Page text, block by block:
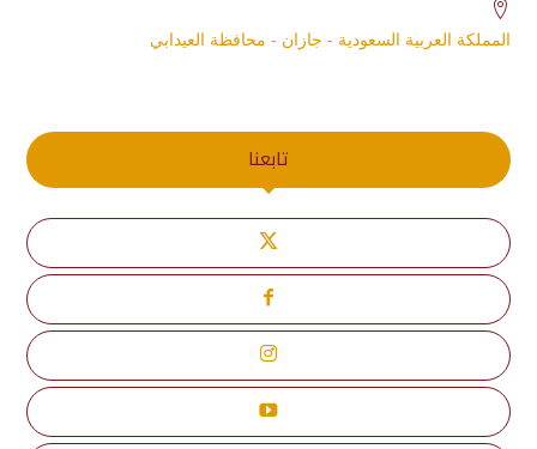
المملكة العربية السعودية - جازان - محافظة العيدابي
تابعنا